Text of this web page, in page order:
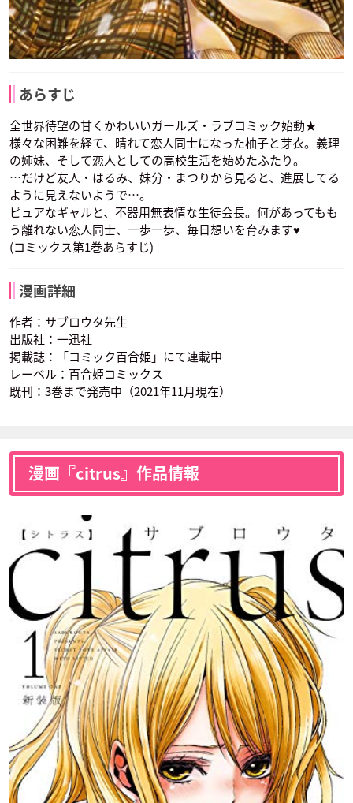
あらすじ
全世界待望の甘くかわいいガールズ・ラブコミック始動★
様々な困難を経て、晴れて恋人同士になった柚子と芽衣。義理
の姉妹、そして恋人としての高校生活を始めたふたり。
…だけど友人・はるみ、妹分・まつりから見ると、進展してる
ように見えないようで…。
ピュアなギャルと、不器用無表情な生徒会長。何があってもも
う離れない恋人同士、一歩一歩、毎日想いを育みます♥
(コミックス第1巻あらすじ)
漫画詳細
作者：サブロウタ先生
出版社：一迅社
掲載誌：「コミック百合姫」にて連載中
レーベル：百合姫コミックス
既刊：3巻まで発売中（2021年11月現在）
漫画『citrus』作品情報